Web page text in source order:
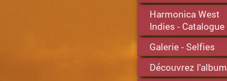
Harmonica West
Indies - Catalogue
Galerie - Selfies
Découvrez l'album